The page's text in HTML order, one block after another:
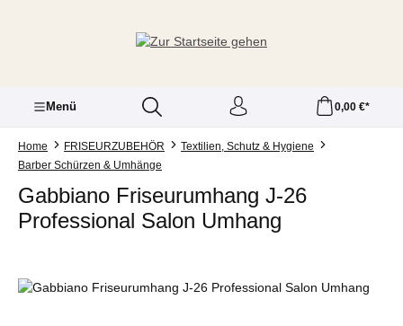
Menü 0,00 €*
Home FRISEURZUBEHÖR
Textilien, Schutz & Hygiene
Barber Schürzen & Umhänge
Gabbiano Friseurumhang J-26
Professional Salon Umhang
Bildergalerie überspringen